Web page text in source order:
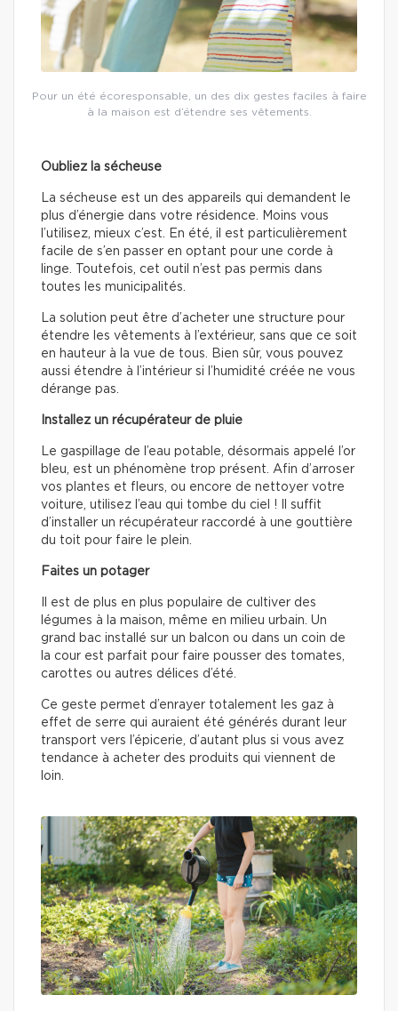
Pour un été écoresponsable, un des dix gestes faciles à faire
à la maison est d’étendre ses vêtements.
Oubliez la sécheuse
La sécheuse est un des appareils qui demandent le
plus d’énergie dans votre résidence. Moins vous
l’utilisez, mieux c’est. En été, il est particulièrement
facile de s’en passer en optant pour une corde à
linge. Toutefois, cet outil n’est pas permis dans
toutes les municipalités.
La solution peut être d’acheter une structure pour
étendre les vêtements à l’extérieur, sans que ce soit
en hauteur à la vue de tous. Bien sûr, vous pouvez
aussi étendre à l’intérieur si l’humidité créée ne vous
dérange pas.
Installez un récupérateur de pluie
Le gaspillage de l’eau potable, désormais appelé l’or
bleu, est un phénomène trop présent. Afin d’arroser
vos plantes et fleurs, ou encore de nettoyer votre
voiture, utilisez l’eau qui tombe du ciel ! Il suffit
d’installer un récupérateur raccordé à une gouttière
du toit pour faire le plein.
Faites un potager
Il est de plus en plus populaire de cultiver des
légumes à la maison, même en milieu urbain. Un
grand bac installé sur un balcon ou dans un coin de
la cour est parfait pour faire pousser des tomates,
carottes ou autres délices d’été.
Ce geste permet d’enrayer totalement les gaz à
effet de serre qui auraient été générés durant leur
transport vers l’épicerie, d’autant plus si vous avez
tendance à acheter des produits qui viennent de
loin.